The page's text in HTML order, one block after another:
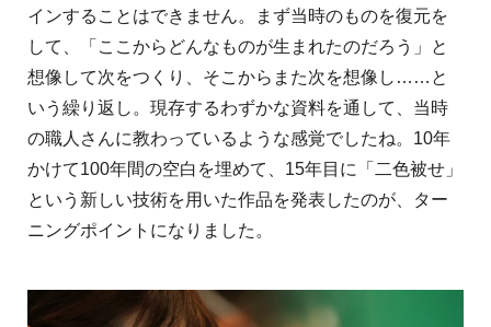
インすることはできません。まず当時のものを復元を
して、「ここからどんなものが生まれたのだろう」と
想像して次をつくり、そこからまた次を想像し……と
いう繰り返し。現存するわずかな資料を通して、当時
の職人さんに教わっているような感覚でしたね。10年
かけて100年間の空白を埋めて、15年目に「二色被せ」
という新しい技術を用いた作品を発表したのが、ター
ニングポイントになりました。